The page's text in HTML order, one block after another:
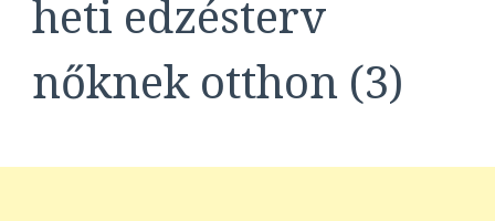
heti edzésterv
nőknek otthon (3)